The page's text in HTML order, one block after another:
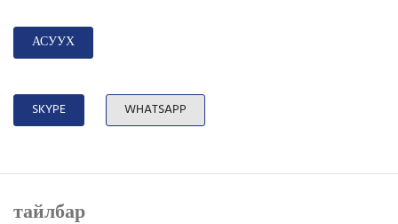
АСУУХ
SKYPE WHATSAPP
тайлбар